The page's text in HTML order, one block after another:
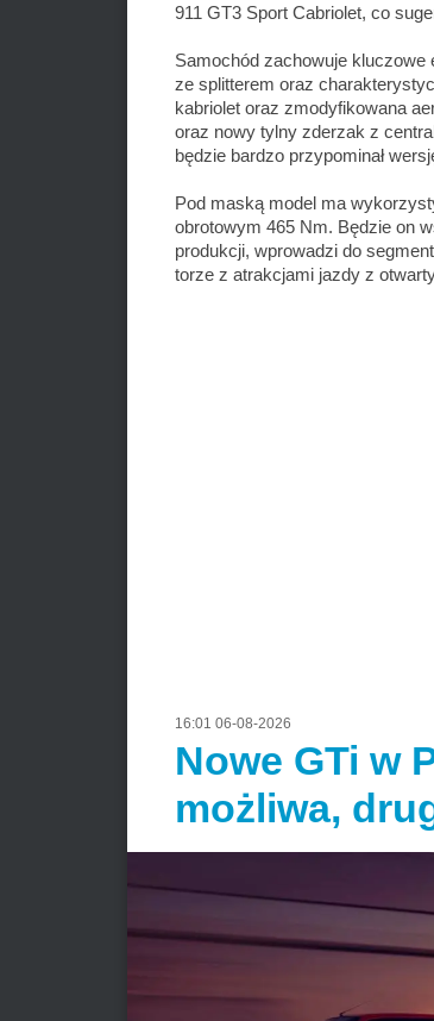
911 GT3 Sport Cabriolet, co
Samochód zachowuje kluczowe
ze splitterem oraz
kabriolet oraz zmodyfikowana
oraz nowy tylny zderzak z
będzie bardzo przypominał
Pod maską model ma
obrotowym 465 Nm. Będzie on
produkcji, wprowadzi do
torze z atrakcjami jazdy z
16:01 06-08-2026
Nowe GTi w
możliwa,